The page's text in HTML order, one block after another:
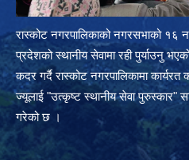
रास्कोट नगरपालिकाको नगरसभाको १६
प्रदेशको स्थानीय सेवामा रही पुर्याउनु
कदर गर्दै रास्कोट नगरपालिकामा
ज्यूलाई "उत्कृष्ट स्थानीय सेवा पुरुस्कार"
गरेको छ ।